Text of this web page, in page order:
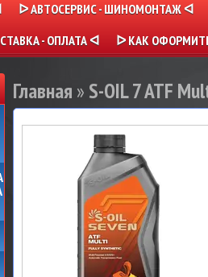
ᐅ АВТОСЕРВИС - ШИНОМОНТАЖ ᐊ
- ОПЛАТА ᐊ ᐅ КАК
Главная » S-OIL 7 ATF